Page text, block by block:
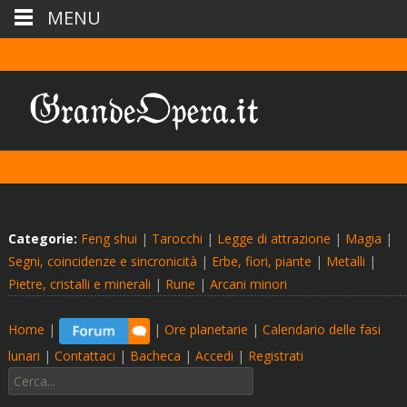
Categorie: Feng shui | Tarocchi | Legge di attrazione | Magia |
Segni, coincidenze e sincronicità | Erbe, fiori, piante | Metalli |
Pietre, cristalli e minerali | Rune | Arcani minori
Home | | Ore planetarie | Calendario delle fasi
lunari | Contattaci | Bacheca | Accedi | Registrati
Cerca:
MENU